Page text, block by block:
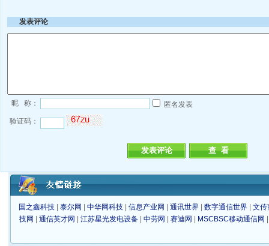
发表评论
昵 称：
匿名发表
验证码：
国之鑫科技 泰尔网 中华网科技 信息产业网 通讯世界 数字通信世界
文传
技网
通信英才网 江苏星光发电设备| 中劳网 赛迪网 MSCBSC移动通信网